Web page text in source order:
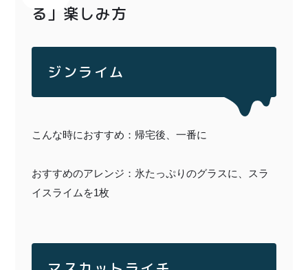
る」楽しみ方
ジンライム
こんな時におすすめ：帰宅後、一番に
おすすめのアレンジ：氷たっぷりのグラスに、スラ
イスライムを1枚